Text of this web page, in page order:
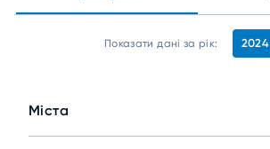
Показати дані за рік: 2024
Міста